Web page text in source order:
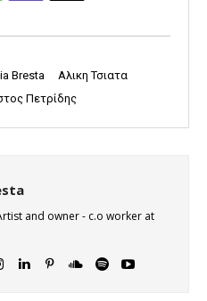
Bresta
Αλικη Τσιατα
Πετρίδης
and owner - c.o worker at